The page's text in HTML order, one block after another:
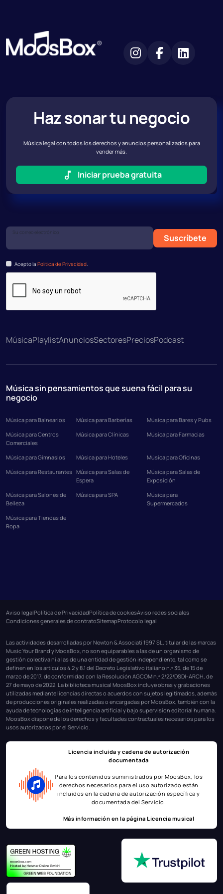
Haz sonar tu negocio
Música legal con todos los derechos y anuncios personalizados para
vender más.
Iniciar prueba gratuita
Su correo electrónico
Suscríbete
Acepto la Política de Privacidad.
MúsicaPlaylistAnunciosSectoresPreciosPodcast
Música sin pensamientos que suena fácil para su
negocio
Música para Balnearios Música para Barberías
Música para Bares y Pubs
Música para Centros
Comerciales
Música para Clínicas Música para Farmacias
Música para Gimnasios Música para Hoteles
Música para Oficinas
Música para Restaurantes Música para Salas de
Espera
Música para Salas de
Exposición
Música para Salones de
Belleza
Música para SPA
Música para
Supermercados
Música para Tiendas de
Ropa
Aviso legalPolítica de PrivacidadPolítica de cookiesAviso redes sociales
Condiciones generales de contratoSitemapProtocolo legal
Las actividades desarrolladas por Newton & Associati 1997 SL, titular de las marcas
Music Your Brand y MoosBox, no son equiparables a las de un organismo de
gestión colectiva ni a las de una entidad de gestión independiente, tal como se
definen en los artículos 4.2 y 8.1 del Decreto Legislativo italiano n.º 35, de 15 de
marzo de 2017, de conformidad con la Resolución AGCOM n.º 2/22/DSDI-ARCH, de
27 de mayo de 2022. La biblioteca musical MoosBox incluye obras y grabaciones
utilizadas mediante licencias directas o acuerdos con sujetos legitimados, además
de producciones originales realizadas o encargadas por MoosBox, también con la
ayuda de tecnologías de inteligencia artificial y bajo supervisión editorial humana.
MoosBox dispone de los derechos y facultades contractuales necesarios para los
usos autorizados por el Servicio.
Licencia incluida y cadena de autorización
documentada
Para los contenidos suministrados por MoosBox, los
derechos necesarios para el uso autorizado están
incluidos en la cadena de autorización específica y
documentada del Servicio.
Más información en la páginaLicencia musical